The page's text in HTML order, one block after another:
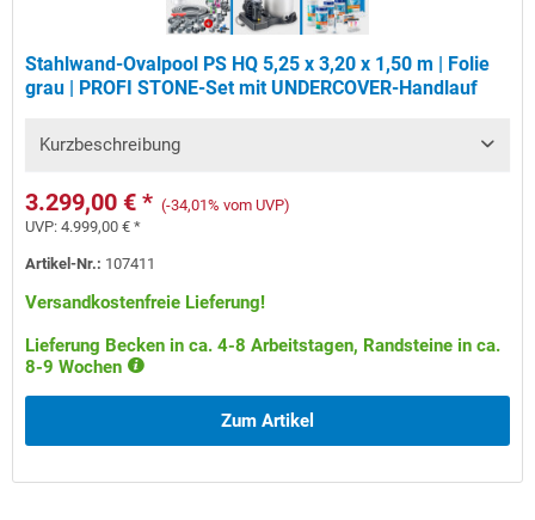
Stahlwand-Ovalpool PS HQ 5,25 x 3,20 x 1,50 m | Folie
grau | PROFI STONE-Set mit UNDERCOVER-Handlauf
Kurzbeschreibung
3.299,00 € * (-34,01% vom UVP)
UVP:4.999,00 € *
Artikel-Nr.: 107411
Versandkostenfreie Lieferung!
Lieferung Becken in ca. 4-8 Arbeitstagen, Randsteine in ca.
8-9 Wochen
Zum Artikel